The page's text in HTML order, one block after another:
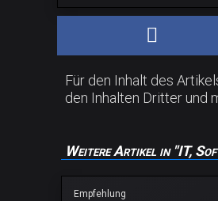
Für den Inhalt des
den Inhalten Dritter und
Weitere Artikel in "IT,
Empfehlung